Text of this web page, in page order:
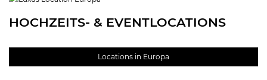
HOCHZEITS- & EVENTLOCATIONS
Locations in Europa